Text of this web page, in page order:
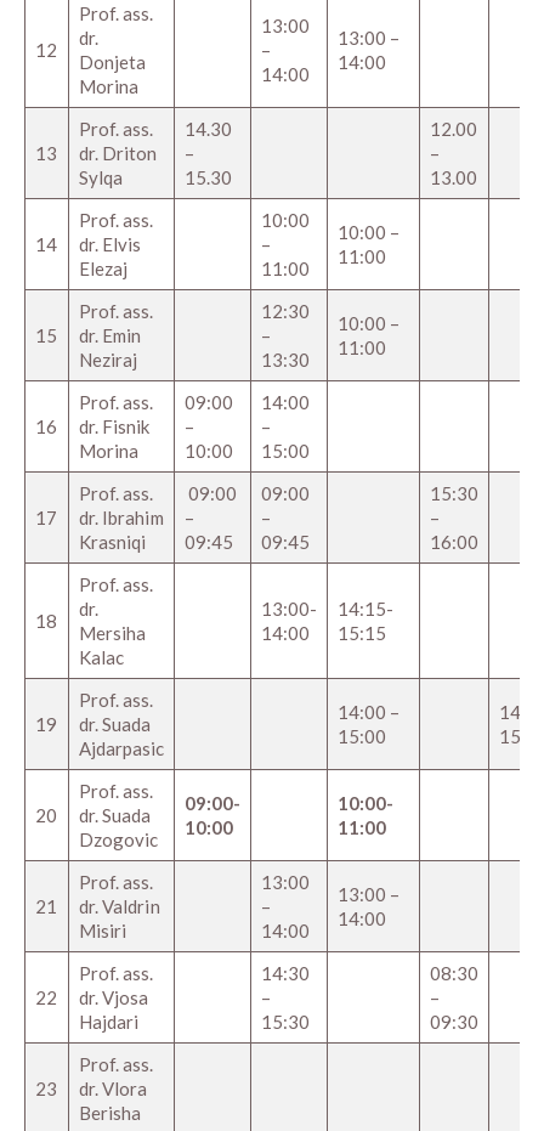
12
Prof. ass.
dr.
Donjeta
Morina
13:00
–
14:00
13:00 –
14:00
13
Prof. ass.
dr. Driton
Sylqa
14.30
–
15.30
12.00
–
13.00
14
Prof. ass.
dr. Elvis
Elezaj
10:00
–
11:00
10:00 –
11:00
15
Prof. ass.
dr. Emin
Neziraj
12:30
–
13:30
10:00 –
11:00
16
Prof. ass.
dr. Fisnik
Morina
09:00
–
10:00
14:00
–
15:00
17
Prof. ass.
dr. Ibrahim
Krasniqi
09:00
–
09:45
09:00
–
09:45
15:30
–
16:00
18
Prof. ass.
dr.
Mersiha
Kalac
13:00-
14:00
14:15-
15:15
19
Prof. ass.
dr. Suada
Ajdarpasic
14:00 –
15:00
20
Prof. ass.
dr. Suada
Dzogovic
09:00-
10:00
10:00-
11:00
21
Prof. ass.
dr. Valdrin
Misiri
13:00
–
14:00
13:00 –
14:00
22
Prof. ass.
dr. Vjosa
Hajdari
14:30
–
15:30
08:30
–
09:30
23
Prof. ass.
dr. Vlora
Berisha